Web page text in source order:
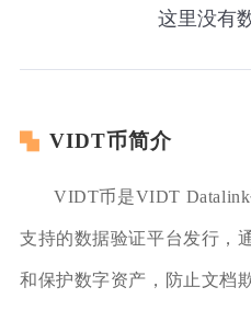
VIDT币简介
VIDT币是VIDT
支持的数据验证平台发行，
和保护数字资产，防止文档